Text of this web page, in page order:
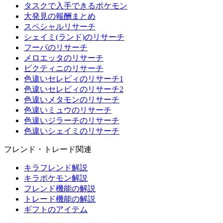
タスクで入手できるポケモン
大発見の報酬まとめ
スペシャルリサーチ
シェイミ(ランド)のリサーチ
フーパのリサーチ
メロエッタのリサーチ
ビクティニのリサーチ
色違いセレビィのリサーチ1
色違いセレビィのリサーチ2
色違いメタモンのリサーチ
色違いミュウのリサーチ
色違いジラーチのリサーチ
色違いシェイミのリサーチ
フレンド・トレード関連
キラフレンド解説
キラポケモン解説
フレンド機能の解説
トレード機能の解説
ギフトのアイテム